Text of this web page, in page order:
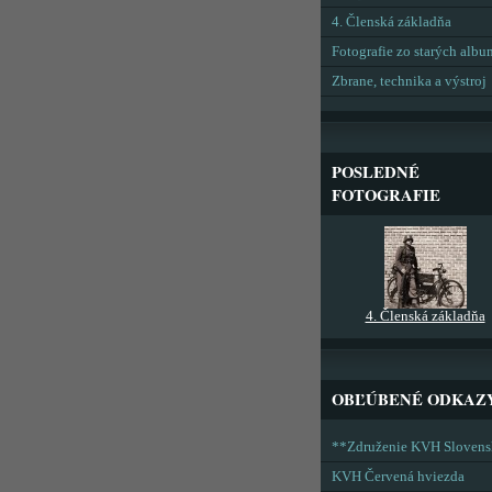
4. Členská základňa
Fotografie zo starých
Zbrane, technika a výstroj
POSLEDNÉ
FOTOGRAFIE
4. Členská základňa
OBĽÚBENÉ
**Združenie KVH
KVH Červená hviezda